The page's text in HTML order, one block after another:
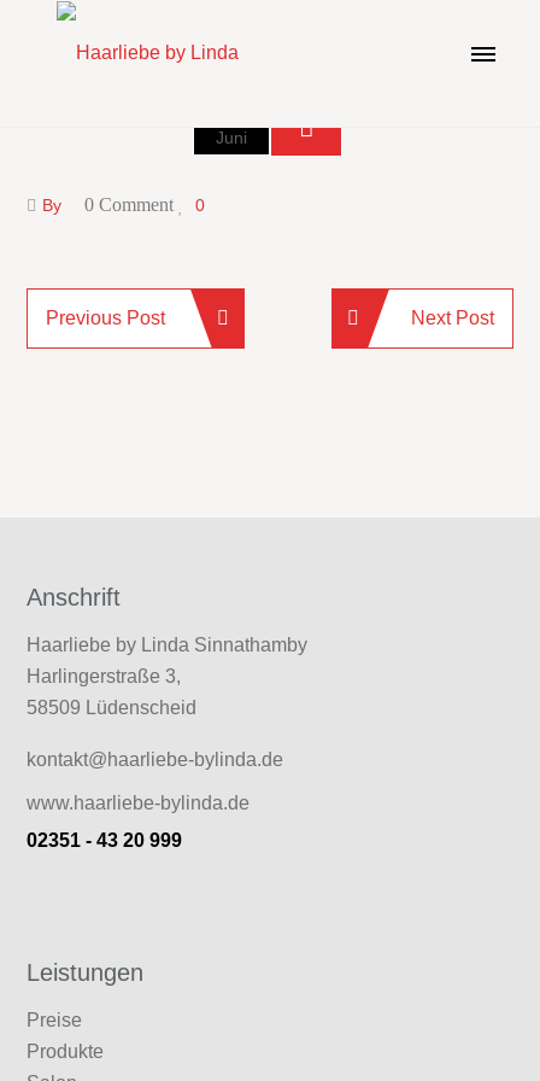
Juni
By 0 Comment 0
Previous Post Next Post
Anschrift
Haarliebe by Linda Sinnathamby
Harlingerstraße 3,
58509 Lüdenscheid
kontakt@haarliebe-bylinda.de
www.haarliebe-bylinda.de
02351 - 43 20 999
Leistungen
Preise
Produkte